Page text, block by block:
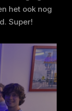
het ook nog
Super!